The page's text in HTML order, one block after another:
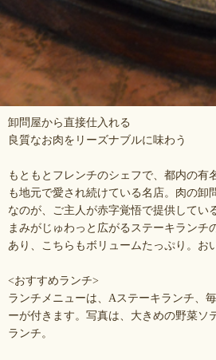
卸問屋から直接仕入れる
良質なお肉をリーズナブルに味わう
もともとフレンチのシェフで、都内の
も地元で愛され続けている名店。肉の
なのが、ご主人が赤字覚悟で提供してい
まみがじゅわっと広がるステーキランチ
あり、こちらもボリュームたっぷり。お
<おすすめランチ>
ランチメニューは、Aステーキランチ、
ーが付きます。写真は、大きめの野菜ソ
ランチ。